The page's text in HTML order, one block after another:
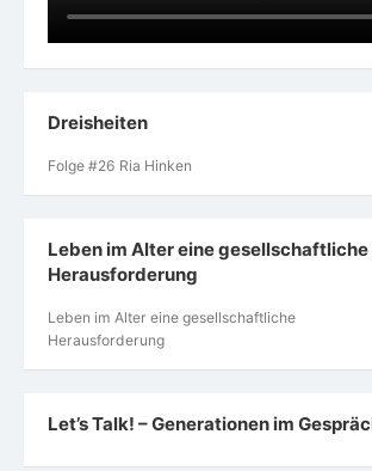
Dreisheiten
Folge #26 Ria Hinken
Leben im Alter eine gesellschaftliche
Herausforderung
Leben im Alter eine gesellschaftliche
Herausforderung
Let’s Talk! – Generationen im